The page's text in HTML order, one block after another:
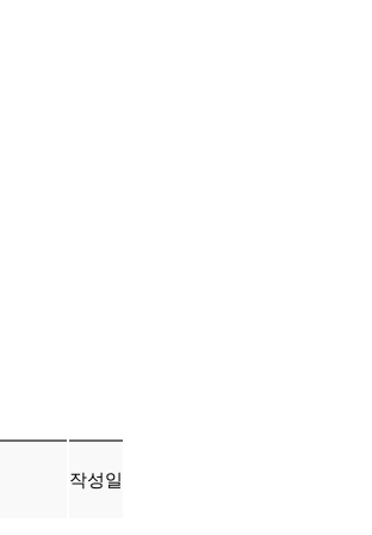
작성일